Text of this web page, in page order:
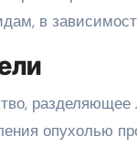
в
опухолью